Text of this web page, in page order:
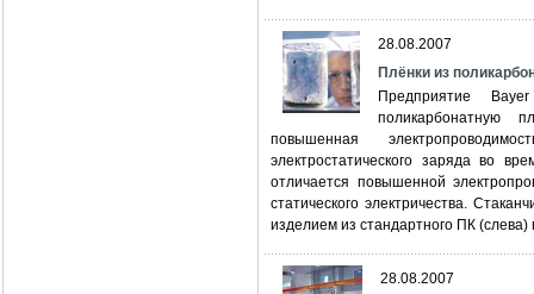
28.08.2007
Плёнки из
Предприятие
поликарбонатную
повышенная
электростатического заряда во
отличается повышенной
статического электричества.
изделием из стандартного ПК (слева)
28.08.2007